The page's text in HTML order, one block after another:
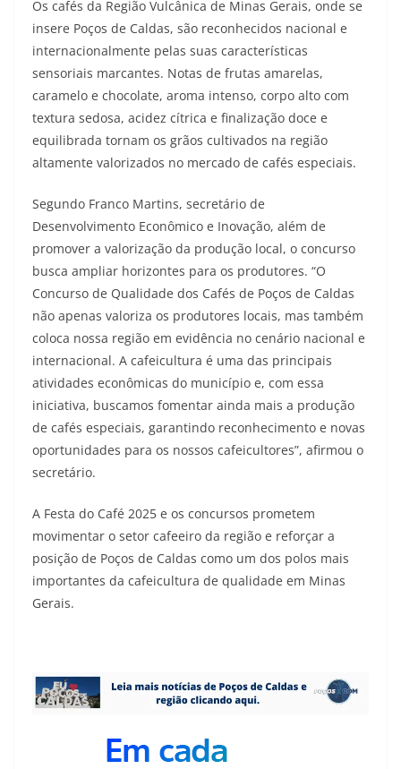
Os cafés da Região Vulcânica de Minas Gerais, onde se
insere Poços de Caldas, são reconhecidos nacional e
internacionalmente pelas suas características
sensoriais marcantes. Notas de frutas amarelas,
caramelo e chocolate, aroma intenso, corpo alto com
textura sedosa, acidez cítrica e finalização doce e
equilibrada tornam os grãos cultivados na região
altamente valorizados no mercado de cafés especiais.
Segundo Franco Martins, secretário de
Desenvolvimento Econômico e Inovação, além de
promover a valorização da produção local, o concurso
busca ampliar horizontes para os produtores. “O
Concurso de Qualidade dos Cafés de Poços de Caldas
não apenas valoriza os produtores locais, mas também
coloca nossa região em evidência no cenário nacional e
internacional. A cafeicultura é uma das principais
atividades econômicas do município e, com essa
iniciativa, buscamos fomentar ainda mais a produção
de cafés especiais, garantindo reconhecimento e novas
oportunidades para os nossos cafeicultores”, afirmou o
secretário.
A Festa do Café 2025 e os concursos prometem
movimentar o setor cafeeiro da região e reforçar a
posição de Poços de Caldas como um dos polos mais
importantes da cafeicultura de qualidade em Minas
Gerais.